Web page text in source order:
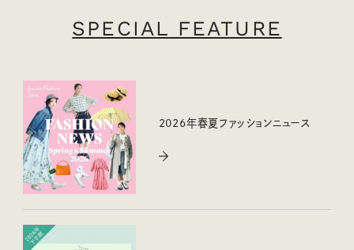
SPECIAL FEATURE
2026年春夏ファッションニュース